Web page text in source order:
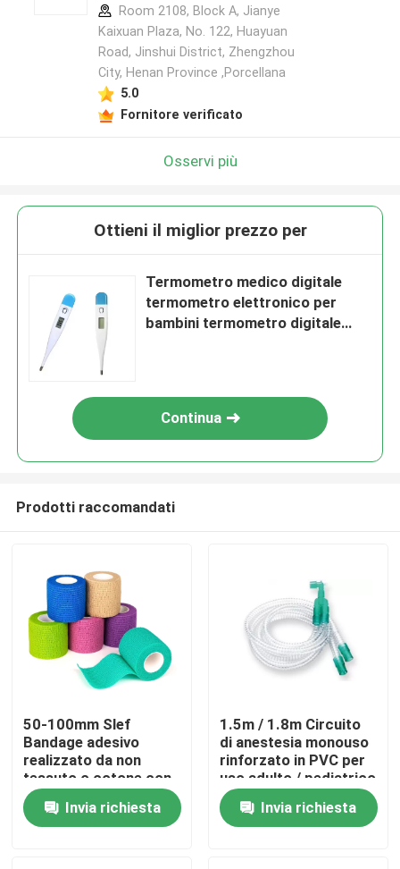
Casa.
Prodotti
Room 2108, Block A, Jianye
Kaixuan Plaza, No. 122, Huayuan
Road, Jinshui District, Zhengzhou
City, Henan Province ,Porcellana
5.0
Fornitore verificato
Osservi più
Ottieni il miglior prezzo per
Termometro medico digitale
termometro elettronico per
bambini termometro digitale
Continua
Prodotti raccomandati
50-100mm Slef
Bandage adesivo
realizzato da non
tessuto o cotone con
tessuto ad alta
elasticità per la
chirurgia dimensione
Invia richiesta
1.5m / 1.8m Circuito
di anestesia monouso
rinforzato in PVC per
uso adulto / pediatrico
Invia richiesta